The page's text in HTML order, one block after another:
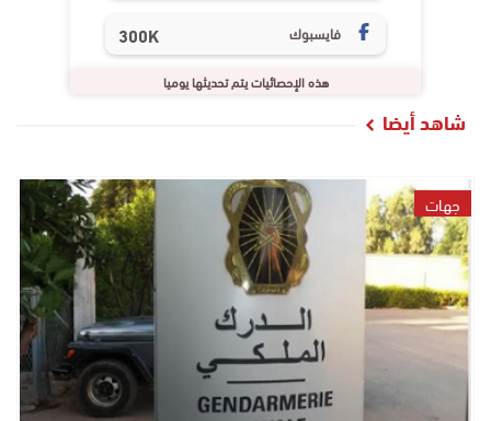
فايسبوك 300K
هذه الإحصائيات يتم تحديثها يوميا
شاهد أيضا
جهات